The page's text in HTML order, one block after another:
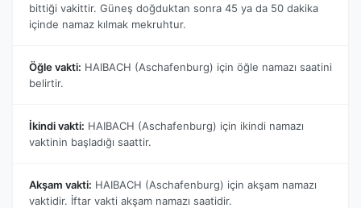
bittiği vakittir. Güneş doğduktan sonra 45 ya da 50 dakika
içinde namaz kılmak mekruhtur.
Öğle vakti: HAIBACH (Aschafenburg) için öğle namazı saatini
belirtir.
İkindi vakti: HAIBACH (Aschafenburg) için ikindi namazı
vaktinin başladığı saattir.
Akşam vakti: HAIBACH (Aschafenburg) için akşam namazı
vaktidir. İftar vakti akşam namazı saatidir.